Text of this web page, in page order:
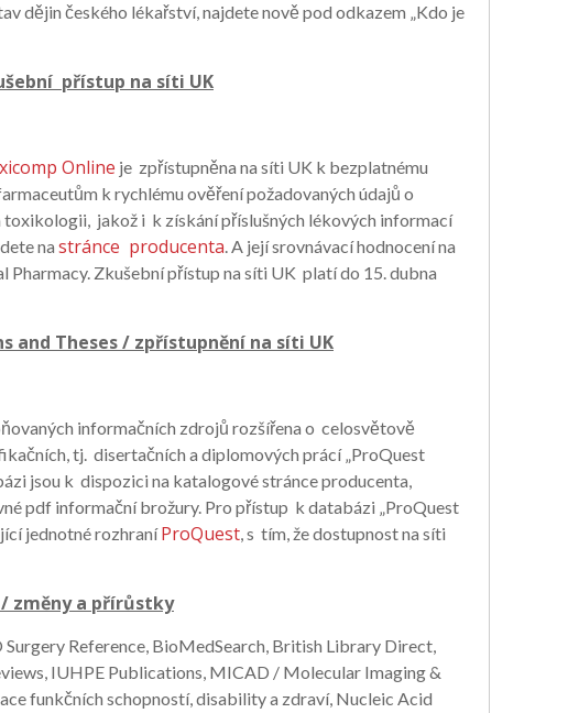
dějin českého lékařství, najdete nově pod odkazem „Kdo je
přístup na síti UK
Online je zpřístupněna na síti UK k bezplatnému
k rychlému ověření požadovaných údajů o
jakož i k získání příslušných lékových informací
na stránce producenta. A její srovnávací hodnocení na
Pharmacy. Zkušební přístup na síti UK platí do 15. dubna
and Theses / zpřístupnění na síti UK
informačních zdrojů rozšířena o celosvětově
tj. disertačních a diplomových prácí „ProQuest
jsou k dispozici na katalogové stránce producenta,
pdf informační brožury. Pro přístup k databázi „ProQuest
jednotné rozhraníProQuest, s tím, že dostupnost na síti
změny a přírůstky
Reference, BioMedSearch, British Library Direct,
IUHPE Publications, MICAD / Molecular Imaging &
funkčních schopností, disability a zdraví, Nucleic Acid